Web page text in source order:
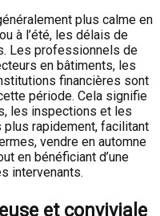
plus calme en
à l’été, les délais de
Les professionnels de
en bâtiments, les
financières sont
période. Cela signifie
les inspections et les
rapidement, facilitant
vendre en automne
en bénéficiant d’une
intervenants.
et conviviale